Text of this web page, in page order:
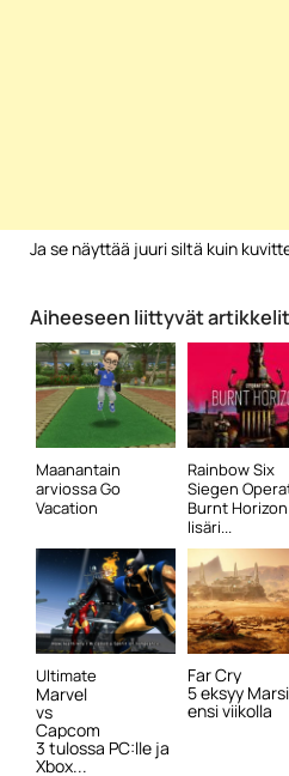
Ja se näyttää juuri siltä kuin
Aiheeseen liittyvät artikkelit
Maanantain
arviossa Go
Vacation
Rainbow Six
Siegen
Burnt
lisäri...
Ultimate
Marvel
vs
Capcom
3 tulossa PC:lle ja
Xbox...
Far Cry
5 eksyy
ensi viikolla